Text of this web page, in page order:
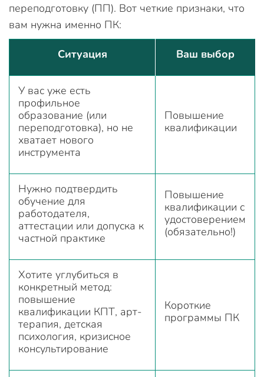
переподготовку (ПП). Вот четкие признаки, что
вам нужна именно ПК:
Ситуация Ваш выбор
У вас уже есть
профильное
образование (или
переподготовка), но не
хватает нового
инструмента
Повышение
квалификации
Нужно подтвердить
обучение для
работодателя,
аттестации или допуска к
частной практике
Повышение
квалификации с
удостоверением
(обязательно!)
Хотите углубиться в
конкретный метод:
повышение
квалификации КПТ, арт-
терапия, детская
психология, кризисное
консультирование
Короткие
программы ПК